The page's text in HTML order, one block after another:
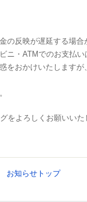
の反映が遅延する場合
ニ・ATMでのお支払い
をおかけいたしますが
をよろしくお願いいた
お知らせトップ